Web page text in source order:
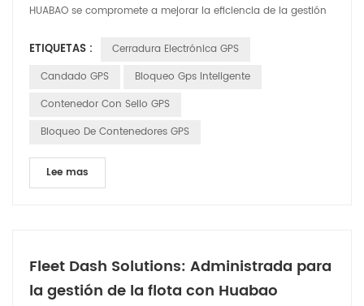
HUABAO se compromete a mejorar la eficiencia de la gestión
el Sello electrónico GPS. Creemos que con soluciones
inteligentes podemos mejorar significativamente la seguridad
ETIQUETAS :
Cerradura Electrónica GPS
Candado GPS
Bloqueo Gps Inteligente
Contenedor Con Sello GPS
Bloqueo De Contenedores GPS
Lee mas
Fleet Dash Solutions: Administrada para
la gestión de la flota con Huabao